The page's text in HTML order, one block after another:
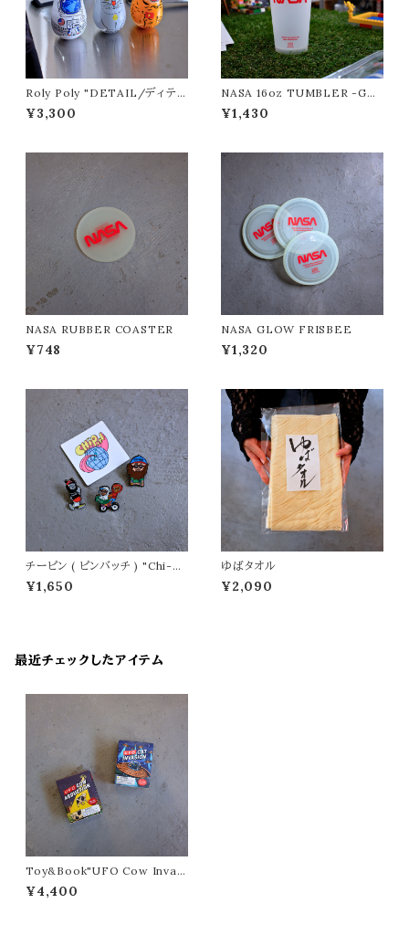
Roly Poly "DETAIL/ディテー
ル"
¥3,300
NASA 16oz TUMBLER -GL
OW IN THE DARK-
¥1,430
NASA RUBBER COASTER
¥748
NASA GLOW FRISBEE
¥1,320
チーピン ( ピンバッチ ) "Chi-be
e/チービー"
¥1,650
ゆばタオル
¥2,090
最近チェックしたアイテム
Toy&Book"UFO Cow Invasi
on"/"UFO Cat Invasion" "D
ETAIL/ディテール"
¥4,400